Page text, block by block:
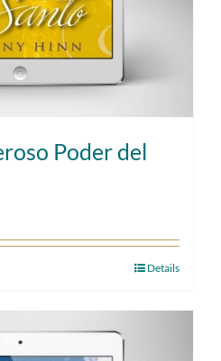
Poder del
Details